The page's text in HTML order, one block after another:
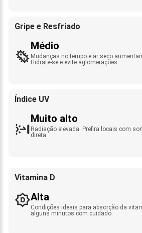
Gripe e Resfriado
Médio
Mudanças no tempo e ar seco
Hidrate-se e evite aglomerações.
Índice UV
Muito alto
Radiação elevada. Prefira locais com
direta.
Vitamina D
Alta
Condições ideais para absorção da
alguns minutos com cuidado.